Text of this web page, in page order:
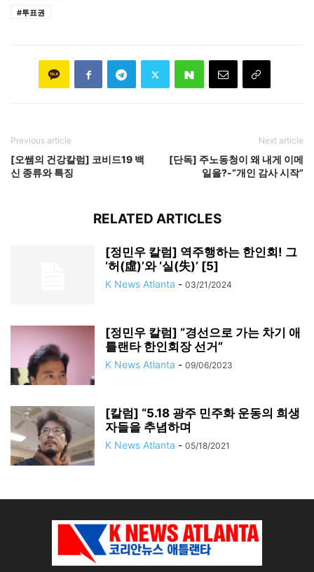
#투표권
Previous article
[오쌤의 건강칼럼] 코비드19 백
신 종류와 특징
Next article
[단독] 주노동청이 왜 내게 이메
일을?-“개인 감사 시작”
RELATED ARTICLES
[정민우 칼럼] 역주행하는 한인회! 그
‘허(虛)’와 ‘실(失)’ [5]
K News Atlanta - 03/21/2024
[정민우 칼럼] “경선으로 가는 차기 애
틀랜타 한인회장 선거”
K News Atlanta - 09/06/2023
[칼럼] “5.18 광주 민주화 운동의 희생
자들을 추념하며
K News Atlanta - 05/18/2021